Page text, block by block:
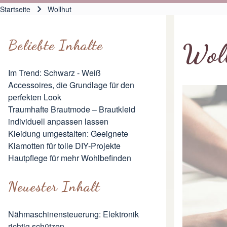
Startseite Wollhut
Beliebte Inhalte
Im Trend: Schwarz - Weiß
Accessoires, die Grundlage für den
perfekten Look
Traumhafte Brautmode – Brautkleid
individuell anpassen lassen
Kleidung umgestalten: Geeignete
Klamotten für tolle DIY-Projekte
Hautpflege für mehr Wohlbefinden
Neuester Inhalt
Nähmaschinensteuerung: Elektronik